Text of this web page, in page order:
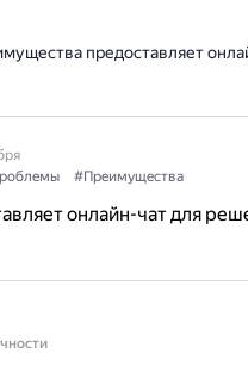
предоставляет
#Преимущества
онлайн-чат для